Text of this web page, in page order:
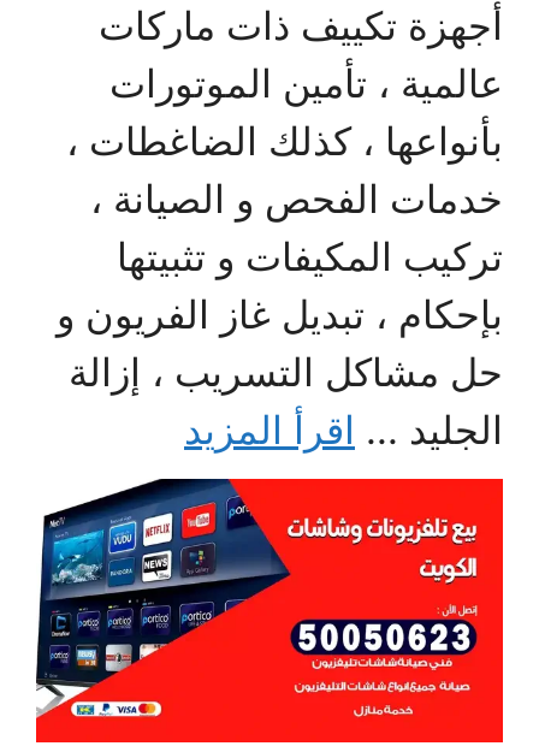
أجهزة تكييف ذات ماركات
عالمية ، تأمين الموتورات
بأنواعها ، كذلك الضاغطات ،
خدمات الفحص و الصيانة ،
تركيب المكيفات و تثبيتها
بإحكام ، تبديل غاز الفريون و
حل مشاكل التسريب ، إزالة
الجليد ... اقرأ المزيد